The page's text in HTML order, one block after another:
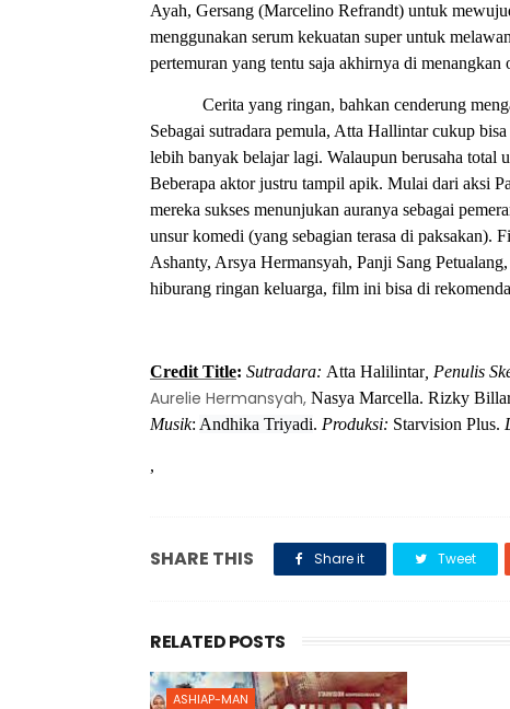
Ayah, Gersang (Marcelino Refrandt) untuk
menggunakan serum kekuatan super untuk
pertemuran yang tentu saja akhirnya di menangkan
Cerita yang ringan, bahkan cenderung
Sebagai sutradara pemula, Atta Hallintar cukup
lebih banyak belajar lagi. Walaupun berusaha total
Beberapa aktor justru tampil apik. Mulai dari aksi
mereka sukses menunjukan auranya sebagai
unsur komedi (yang sebagian terasa di paksakan).
Ashanty, Arsya Hermansyah, Panji Sang
hiburang ringan keluarga, film ini bisa di
Credit Title: Sutradara: Atta Halilintar , Penulis
Aurelie Hermansyah, Nasya Marcella. Rizky
Musik: Andhika Triyadi. Produksi: Starvision Plus.
,
SHARE THIS Share it Tweet
RELATED POSTS
ASHIAP-MAN